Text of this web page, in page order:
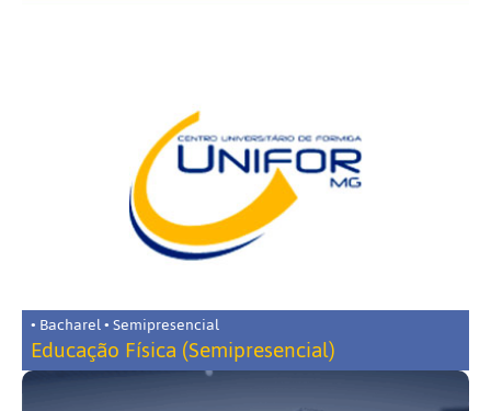
• Bacharel • Semipresencial
Educação Física (Semipresencial)